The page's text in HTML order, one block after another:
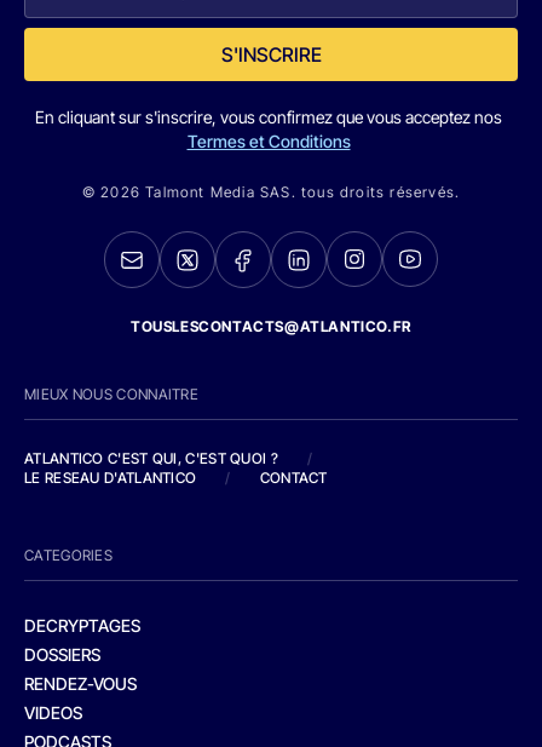
S'INSCRIRE
En cliquant sur s'inscrire, vous confirmez que vous acceptez nos
Termes et Conditions
© 2026 Talmont Media SAS. tous droits réservés.
TOUSLESCONTACTS@ATLANTICO.FR
MIEUX NOUS CONNAITRE
ATLANTICO C'EST QUI, C'EST QUOI ?
/
LE RESEAU D'ATLANTICO
/ CONTACT
CATEGORIES
DECRYPTAGES
DOSSIERS
RENDEZ-VOUS
VIDEOS
PODCASTS